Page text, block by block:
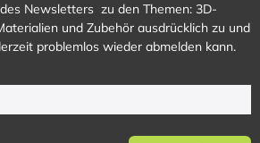
Newsletters zu den Themen: 3D-
und Zubehör ausdrücklich zu und
problemlos wieder abmelden kann.